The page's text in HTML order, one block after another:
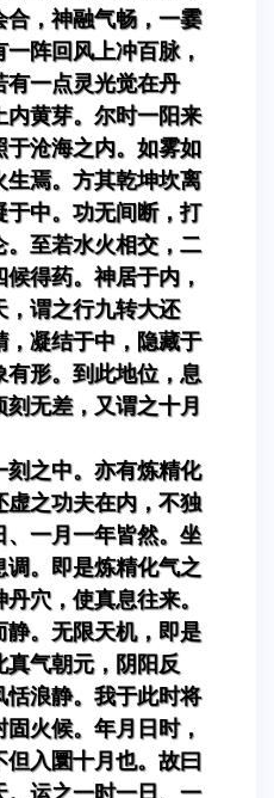
合，神融气畅，一霎
阵回风上冲百脉，
有一点灵光觉在丹
内黄芽。尔时一阳来
沧海之内。如雾如
焉。方其乾坤坎离
于中。功无间断，打
。至若水火相交，二
得药。神居于内，
，谓之行九转大还
凝结于中，隐藏于
形。到此地位，息
无差，又谓之十月
刻之中。亦有炼精化
之功夫在内，不独
一月一年皆然。坐
。即是炼精化气之
穴，使真息往来。
静。无限天机，即是
气朝元，阴阳反
浪静。我于此时将
火候。年月日时，
但入圜十月也。故曰
运之一时一日、一